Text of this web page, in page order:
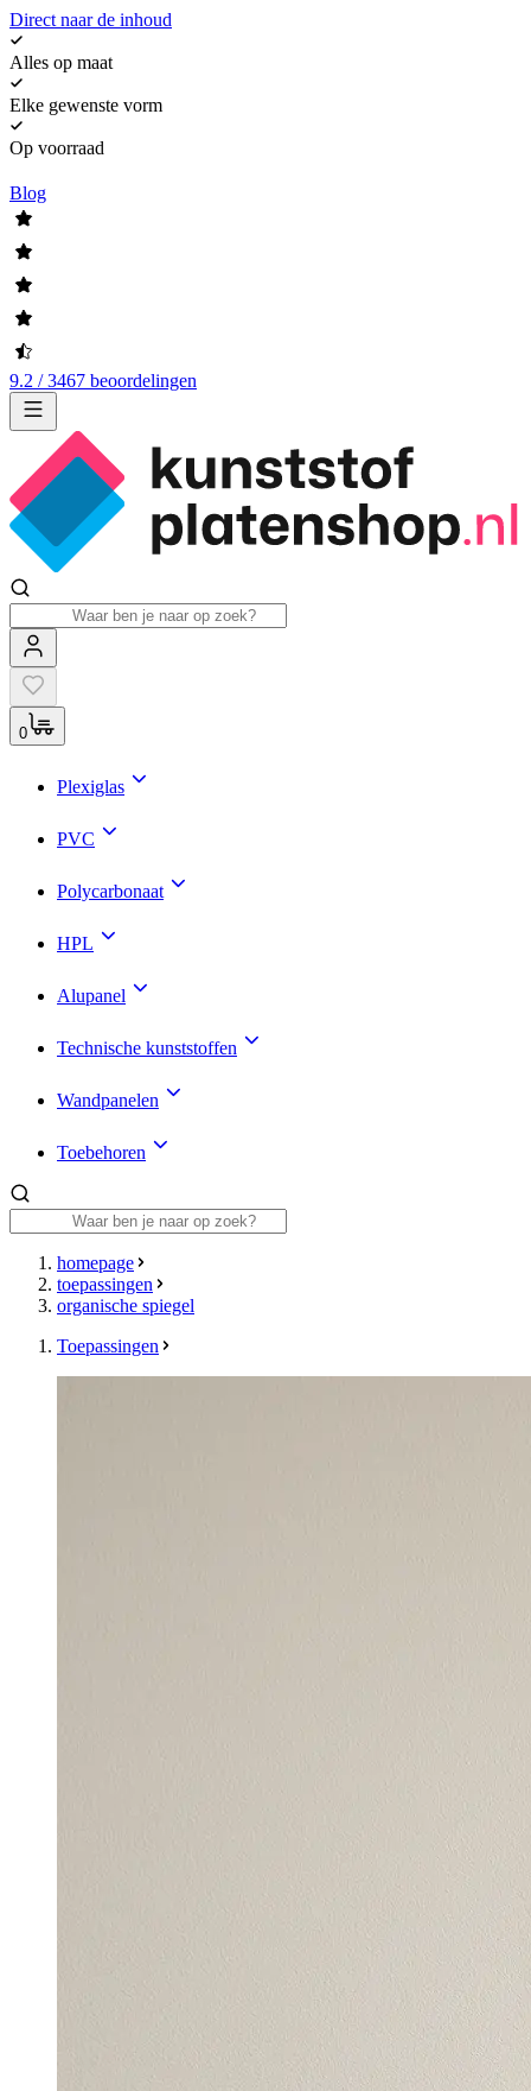
Direct naar de inhoud
Alles op maat
Elke gewenste vorm
Op voorraad
Blog
9.2 / 3467 beoordelingen
0
Plexiglas
PVC
Polycarbonaat
HPL
Alupanel
Technische kunststoffen
Wandpanelen
Toebehoren
homepage
toepassingen
organische spiegel
Toepassingen